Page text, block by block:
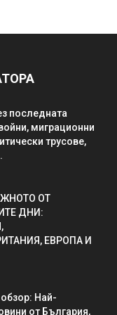
последната
миграционни
трусове,
ОТ
ДНИ:
ЕВРОПА И
Най-
от България,